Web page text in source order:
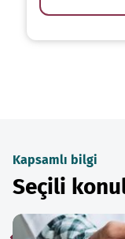
Kapsamlı bilgi
Seçili